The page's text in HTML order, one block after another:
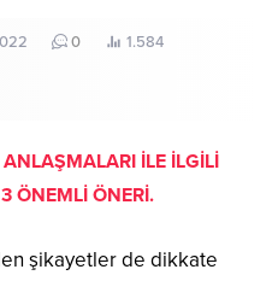
0 1.584
İLE İLGİLİ
ÖNEMLİ ÖNERİ.
şikayetler de dikkate